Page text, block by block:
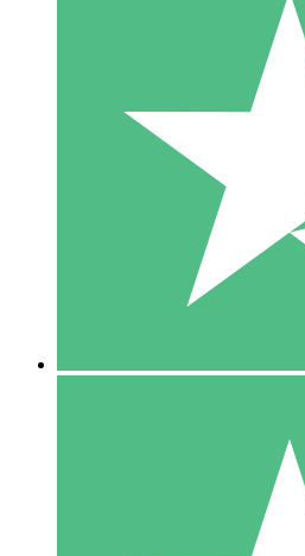
Pacchetti di
Paga a consumo con crediti di
1 Download
10
US$1500
10 Download
20